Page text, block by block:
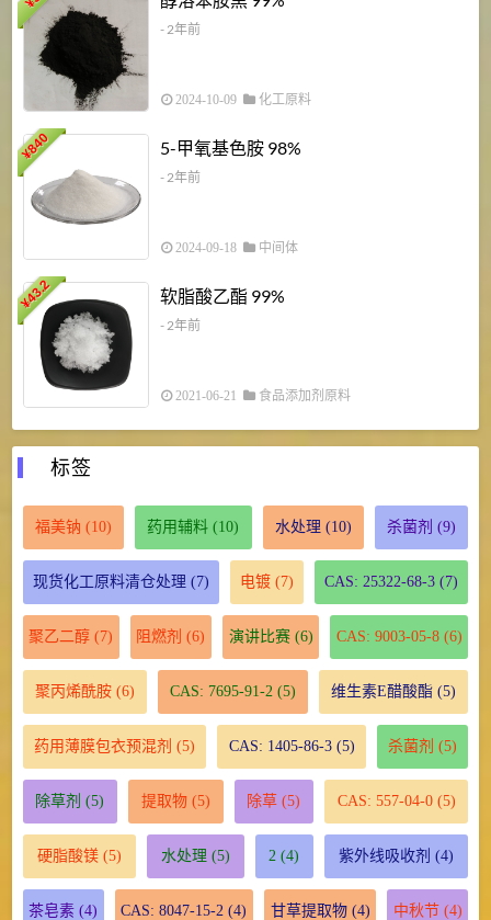
¥
- 2年前
2024-10-09 化工原料
¥
840 5-甲氧基色胺 98%
- 2年前
2024-09-18 中间体
¥
43.2 软脂酸乙酯 99%
- 2年前
2021-06-21 食品添加剂原料
标签
福美钠 (10) 药用辅料 (10) 水处理 (10) 杀菌剂 (9)
现货化工原料清仓处理 (7) 电镀 (7) CAS: 25322-68-3 (7)
聚乙二醇 (7) 阻燃剂 (6) 演讲比赛(6) CAS: 9003-05-8(6)
聚丙烯酰胺(6) CAS: 7695-91-2 (5) 维生素E醋酸酯 (5)
药用薄膜包衣预混剂 (5) CAS: 1405-86-3(5) 杀菌剂 (5)
除草剂 (5) 提取物(5) 除草 (5) CAS: 557-04-0(5)
硬脂酸镁(5) 水处理 (5) 2 (4) 紫外线吸收剂 (4)
茶皂素 (4) CAS: 8047-15-2 (4) 甘草提取物(4) 中秋节(4)